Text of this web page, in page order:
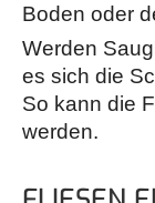
Boden oder
Werden
es sich die
So kann die
werden.